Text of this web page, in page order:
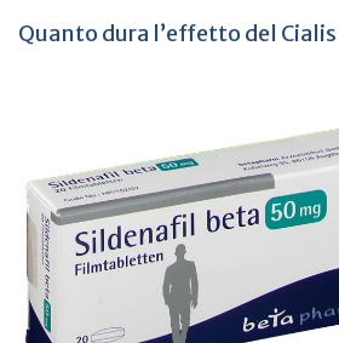
Quanto dura l’effetto del